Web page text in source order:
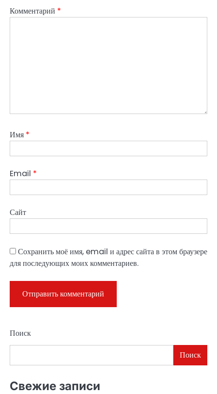
Комментарий *
Имя *
Email *
Сайт
Сохранить моё имя, email и адрес сайта в этом браузере
для последующих моих комментариев.
Поиск
Поиск
Свежие записи